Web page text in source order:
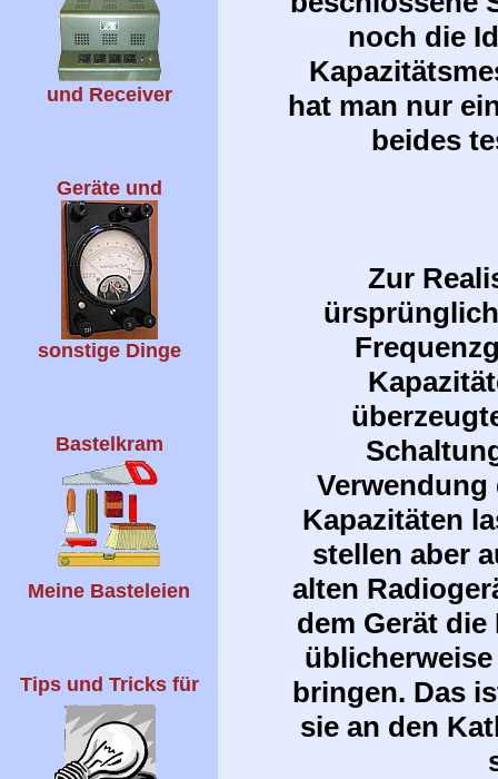
und Receiver
Geräte und
sonstige Dinge
Bastelkram
Meine Basteleien
Tips und Tricks für
noch die
hat man nur
beides
Zur
Verwendung
Kapazitäten
stellen aber
alten
dem Gerät
bringen. Das
sie an den